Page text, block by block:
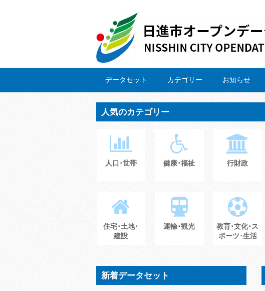
データセット カテゴリー お知らせ
人気のカテゴリー
人口･世帯 健康･福祉 行財政
住宅･土地･
建設
運輸･観光
教育･文化･ス
ポーツ･生活
新着データセット